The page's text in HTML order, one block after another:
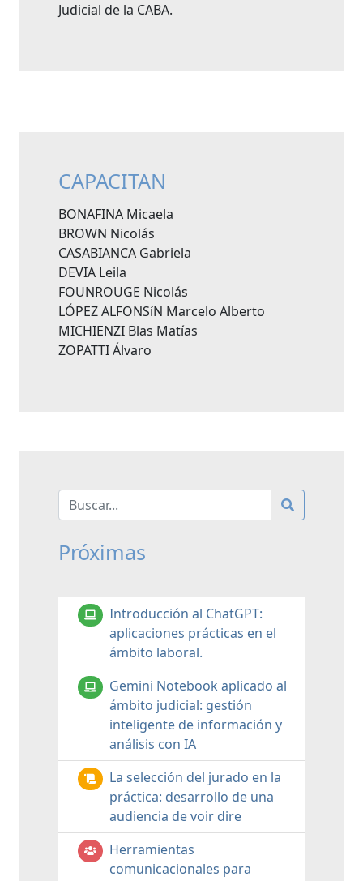
Judicial de la CABA.
CAPACITAN
BONAFINA Micaela
BROWN Nicolás
CASABIANCA Gabriela
DEVIA Leila
FOUNROUGE Nicolás
LÓPEZ ALFONSíN Marcelo Alberto
MICHIENZI Blas Matías
ZOPATTI Álvaro
Próximas
Introducción al ChatGPT:
aplicaciones prácticas en el
ámbito laboral.
Gemini Notebook aplicado al
ámbito judicial: gestión
inteligente de información y
análisis con IA
La selección del jurado en la
práctica: desarrollo de una
audiencia de voir dire
Herramientas
comunicacionales para